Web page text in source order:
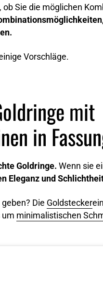
Sie die möglichen
Vorschläge.
mit
in
Goldringe. Wenn sie
Eleganz und
Die Goldstecker
um minimalistischen